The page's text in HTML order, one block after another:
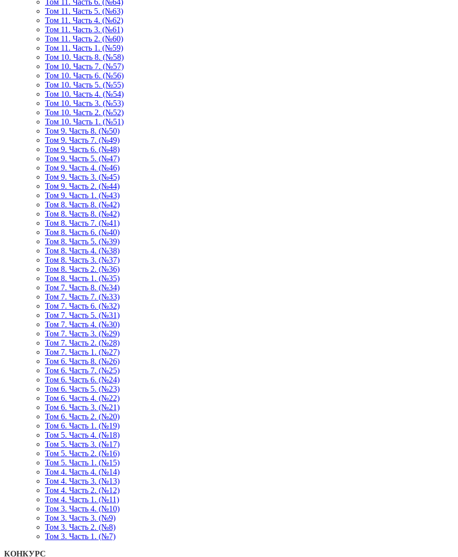
Том 11. Часть 5. (№63)
Том 11. Часть 4. (№62)
Том 11. Часть 3. (№61)
Том 11. Часть 2. (№60)
Том 11. Часть 1. (№59)
Том 10. Часть 8. (№58)
Том 10. Часть 7. (№57)
Том 10. Часть 6. (№56)
Том 10. Часть 5. (№55)
Том 10. Часть 4. (№54)
Том 10. Часть 3. (№53)
Том 10. Часть 2. (№52)
Том 10. Часть 1. (№51)
Том 9. Часть 8. (№50)
Том 9. Часть 7. (№49)
Том 9. Часть 6. (№48)
Том 9. Часть 5. (№47)
Том 9. Часть 4. (№46)
Том 9. Часть 3. (№45)
Том 9. Часть 2. (№44)
Том 9. Часть 1. (№43)
Том 8. Часть 8. (№42)
Том 8. Часть 8. (№42)
Том 8. Часть 7. (№41)
Том 8. Часть 6. (№40)
Том 8. Часть 5. (№39)
Том 8. Часть 4. (№38)
Том 8. Часть 3. (№37)
Том 8. Часть 2. (№36)
Том 8. Часть 1. (№35)
Том 7. Часть 8. (№34)
Том 7. Часть 7. (№33)
Том 7. Часть 6. (№32)
Том 7. Часть 5. (№31)
Том 7. Часть 4. (№30)
Том 7. Часть 3. (№29)
Том 7. Часть 2. (№28)
Том 7. Часть 1. (№27)
Том 6. Часть 8. (№26)
Том 6. Часть 7. (№25)
Том 6. Часть 6. (№24)
Том 6. Часть 5. (№23)
Том 6. Часть 4. (№22)
Том 6. Часть 3. (№21)
Том 6. Часть 2. (№20)
Том 6. Часть 1. (№19)
Том 5. Часть 4. (№18)
Том 5. Часть 3. (№17)
Том 5. Часть 2. (№16)
Том 5. Часть 1. (№15)
Том 4. Часть 4. (№14)
Том 4. Часть 3. (№13)
Том 4. Часть 2. (№12)
Том 4. Часть 1. (№11)
Том 3. Часть 4. (№10)
Том 3. Часть 3. (№9)
Том 3. Часть 2. (№8)
Том 3. Часть 1. (№7)
КОНКУРС